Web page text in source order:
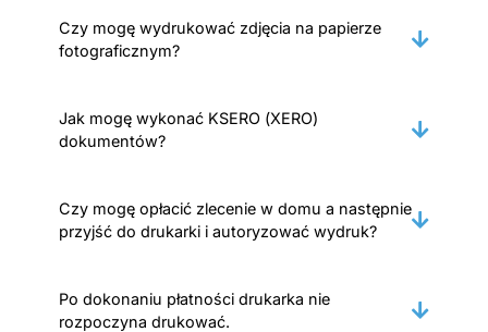
Czy mogę wydrukować zdjęcia na papierze
fotograficznym?
Jak mogę wykonać KSERO (XERO)
dokumentów?
Czy mogę opłacić zlecenie w domu a następnie
przyjść do drukarki i autoryzować wydruk?
Po dokonaniu płatności drukarka nie
rozpoczyna drukować.